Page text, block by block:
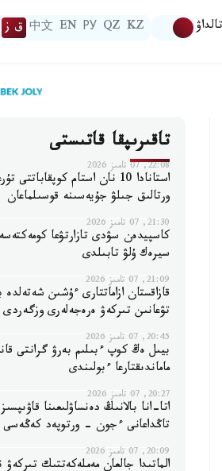
تالداۋ KZ
QZ
РУ
EN
中文 ق ز
تاقىرىپقا قاتىستى
22:08, 07 تامىز 2026
استانادا 10 نان استام
ورتالىق جىلۋ جۇيەسىنە قوسىلماعان
21:30, 07 تامىز 2026
كاسپيدەن سۋدى تازارتۋعا
سيرەك ۇلۋ تابىلدى
21:09, 07 تامىز 2026
قازاقستان ازاماتتارى ءۇشىن شەتەلدە
تۋعانىن تىركەۋ ەرەجەلەرى وزگەردى
20:45, 07 تامىز 2026
بيىل ەڭ كوپ ءبىلىم بەرۋ گرانتى
ماماندىقتارعا ءبولىندى
20:27, 07 تامىز 2026
اتا-انا بالانىڭ دەنساۋلىعىنا
تاڭداعانى ءجون - ورتوپەد كەڭەسى
20:09, 07 تامىز 2026
الماتىدا جالعان مەملەكەتتىك تىركەۋ